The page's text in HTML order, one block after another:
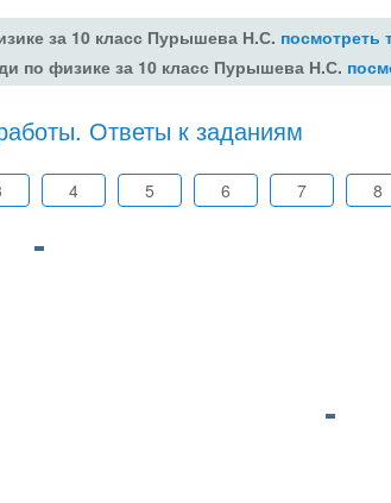
за 10 класс Пурышева Н.С. посмотреть
по физике за 10 класс Пурышева Н.С.
Ответы к заданиям
4 5 6 7 8